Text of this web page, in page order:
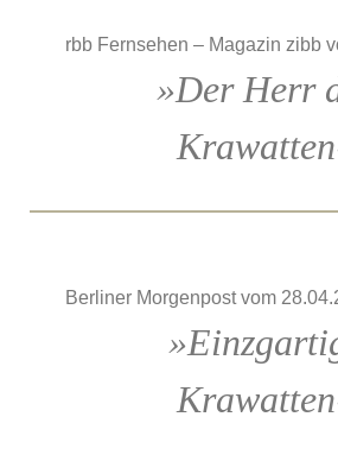
rbb Fernsehen – Magazin zibb
»Der Herr
Berliner Morgenpost vom